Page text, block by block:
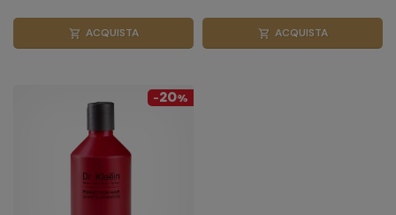
shopping_cart ACQUISTA shopping_cart ACQUISTA
-20%